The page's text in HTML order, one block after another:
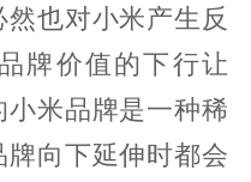
也对小米产生反
牌价值的下行让
米品牌是一种稀
向下延伸时都会